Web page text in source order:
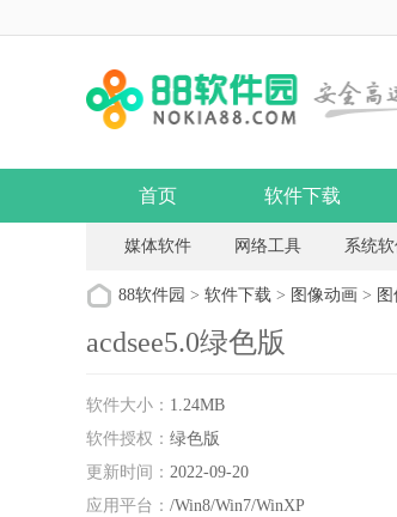
首页 软件下载
媒体软件 网络工具 系统
88软件园 > 软件下载 > 图像动画 >
acdsee5.0绿色版
软件大小： 1.24MB
软件授权： 绿色版
更新时间： 2022-09-20
应用平台： /Win8/Win7/WinXP